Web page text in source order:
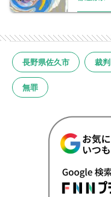
長野県佐久市 裁判
無罪